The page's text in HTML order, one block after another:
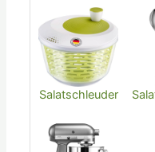
Salatschleuder